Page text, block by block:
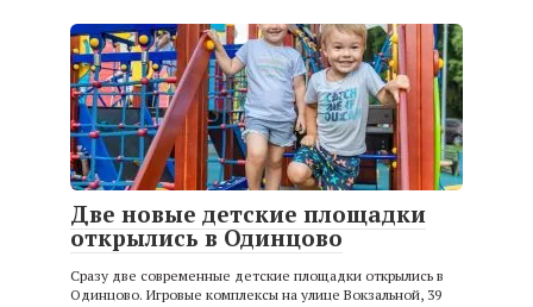
Две новые детские площадки
открылись в Одинцово
Сразу две современные детские площадки открылись в
Одинцово. Игровые комплексы на улице Вокзальной, 39